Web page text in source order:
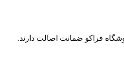
فراکو ضمانت اصالت دارند.